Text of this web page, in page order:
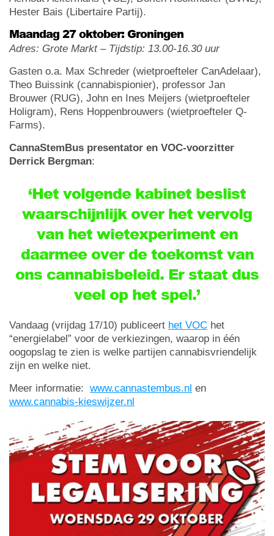
Hester Bais (Libertaire Partij).
Maandag 27 oktober: Groningen
Adres: Grote Markt – Tijdstip: 13.00-16.30 uur
Gasten o.a. Max Schreder (wietproefteler CanAdelaar),
Theo Buissink (cannabispionier), professor Jan
Brouwer (RUG), John en Ines Meijers (wietproefteler
Holigram), Rens Hoppenbrouwers (wietproefteler Q-
Farms).
CannaStemBus presentator en VOC-voorzitter
Derrick Bergman:
‘Het volgende kabinet beslist
waarschijnlijk over het vervolg
van het wietexperiment en
daarmee over de toekomst van
ons cannabisbeleid. Er staat dus
veel op het spel.’
Vandaag (vrijdag 17/10) publiceert het VOC het
“energielabel” voor de verkiezingen, waarop in één
oogopslag te zien is welke partijen cannabisvriendelijk
zijn en welke niet.
Meer informatie: www.cannastembus.nl en
www.cannabis-kieswijzer.nl